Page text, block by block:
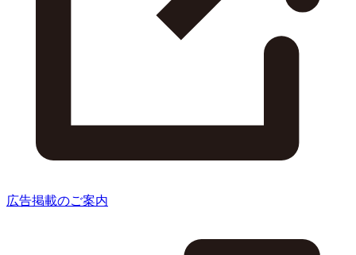
広告掲載のご案内